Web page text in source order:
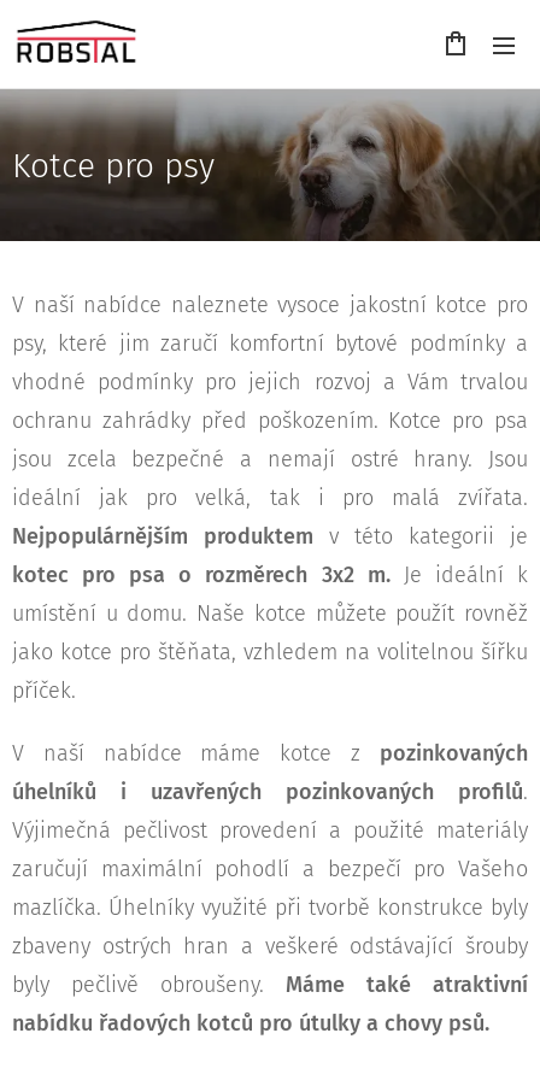
Kotce pro psy
V naší nabídce naleznete vysoce jakostní kotce pro
psy, které jim zaručí komfortní bytové podmínky a
vhodné podmínky pro jejich rozvoj a Vám trvalou
ochranu zahrádky před poškozením. Kotce pro psa
jsou zcela bezpečné a nemají ostré hrany. Jsou
ideální jak pro velká, tak i pro malá zvířata.
Nejpopulárnějším produktem v této kategorii je
kotec pro psa o rozměrech 3x2 m.Je ideální k
umístění u domu. Naše kotce můžete použít rovněž
jako kotce pro štěňata, vzhledem na volitelnou šířku
příček.
V naší nabídce máme kotce z pozinkovaných
úhelníků i uzavřených pozinkovaných profilů.
Výjimečná pečlivost provedení a použité materiály
zaručují maximální pohodlí a bezpečí pro Vašeho
mazlíčka. Úhelníky využité při tvorbě konstrukce byly
zbaveny ostrých hran a veškeré odstávající šrouby
byly pečlivě obroušeny. Máme také atraktivní
nabídku řadových kotců pro útulky a chovy psů.